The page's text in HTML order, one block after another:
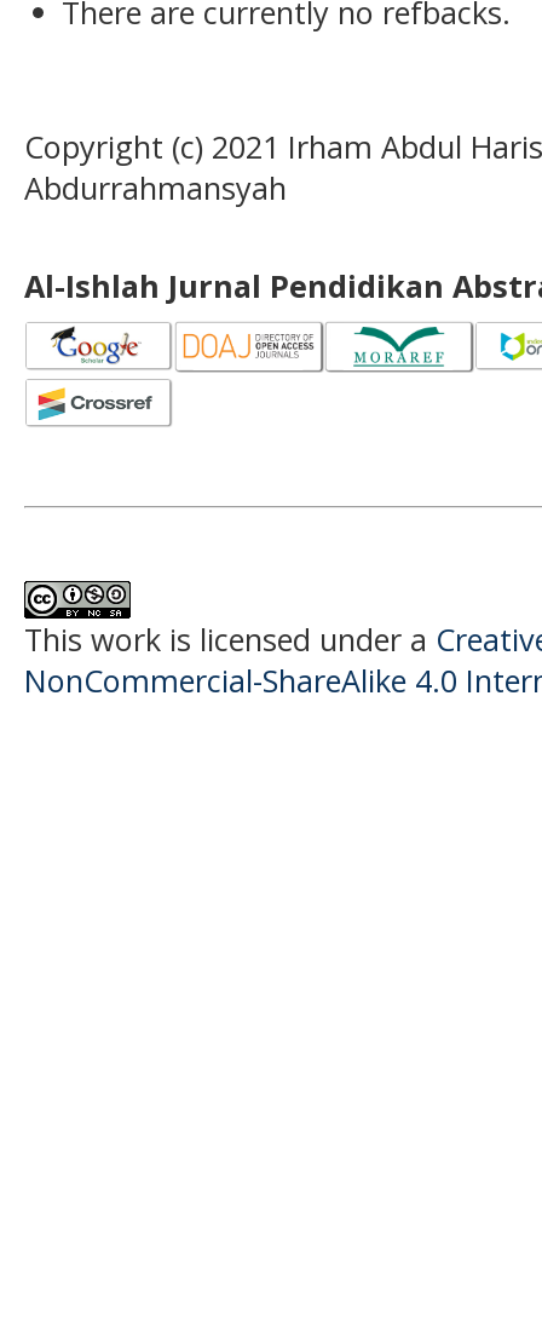
There are currently no refbacks.
Copyright (c) 2021 Irham Abdul
Abdurrahmansyah
Al-Ishlah Jurnal Pendidikan
This work is licensed under a
NonCommercial-ShareAlike 4.0